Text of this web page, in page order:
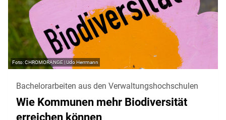
CHROMORANGE | Udo Herrmann
Bachelorarbeiten aus den Verwaltungshochschulen
Wie Kommunen mehr Biodiversität
erreichen können